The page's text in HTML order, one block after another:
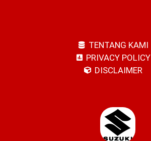
TENTANG KAMI
PRIVACY POLICY
DISCLAIMER